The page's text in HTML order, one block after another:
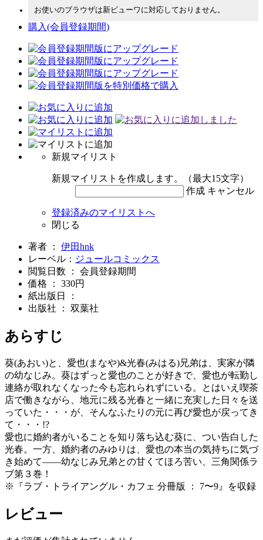
お使いのブラウザは新ビューワに対応しておりません。
購入(会員登録期間)
新規マイリスト
新規マイリストを作成します。（最大15文字）
作成 キャンセル
登録済みのマイリストへ
閉じる
著者 ： 伊田hnk
レーベル： ジュールコミックス
閲覧日数 ： 会員登録期間
価格 ： 330円
紙出版日 ：
出版社 ： 双葉社
あらすじ
葵(あおい)と、愛也(まなや)&光春(みはる)兄弟は、実家が隣
の幼なじみ。葵はずっと愛也のことが好きで、愛也が転勤し
連絡が取れなくなった今も忘れられずにいる。とはいえ喫茶
店で働きながら、地元に残る光春と一緒に充実した日々を送
っていた・・・が、そんなふたりの元に再び愛也が戻ってき
て・・・!?
愛也に婚約者がいることを知り落ち込む葵に、つい告白した
光春。一方、婚約者のみゆりは、愛也の本当の気持ちに気づ
き始めて――幼なじみ兄弟との甘くてほろ苦い、三角関係ラ
ブ第３巻！
※『ラブ・トライアングル・カフェ 分冊版 ： 7〜9』を収録
レビュー